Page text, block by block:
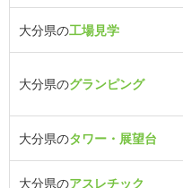
大分県の工場見学
大分県のグランピング
大分県のタワー・展望台
大分県のアスレチック